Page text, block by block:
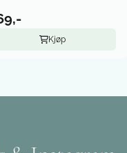
Kjøp